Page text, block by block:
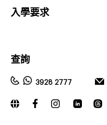
入學要求
查詢
3928 2777